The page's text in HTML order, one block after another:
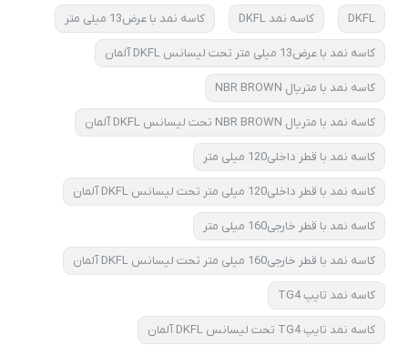
DKFL کاسه نمد DKFL کاسه نمد با عرض13 میلی متر
کاسه نمد با عرض13 میلی متر تحت لیسانس DKFL آلمان
کاسه نمد با متریال NBR BROWN
کاسه نمد با متریال NBR BROWN تحت لیسانس DKFL آلمان
کاسه نمد با قطر داخلی120 میلی متر
کاسه نمد با قطر داخلی120 میلی متر تحت لیسانس DKFL آلمان
کاسه نمد با قطر خارجی160 میلی متر
کاسه نمد با قطر خارجی160 میلی متر تحت لیسانس DKFL آلمان
کاسه نمد تایپ TG4
کاسه نمد تایپ TG4 تحت لیسانس DKFL آلمان